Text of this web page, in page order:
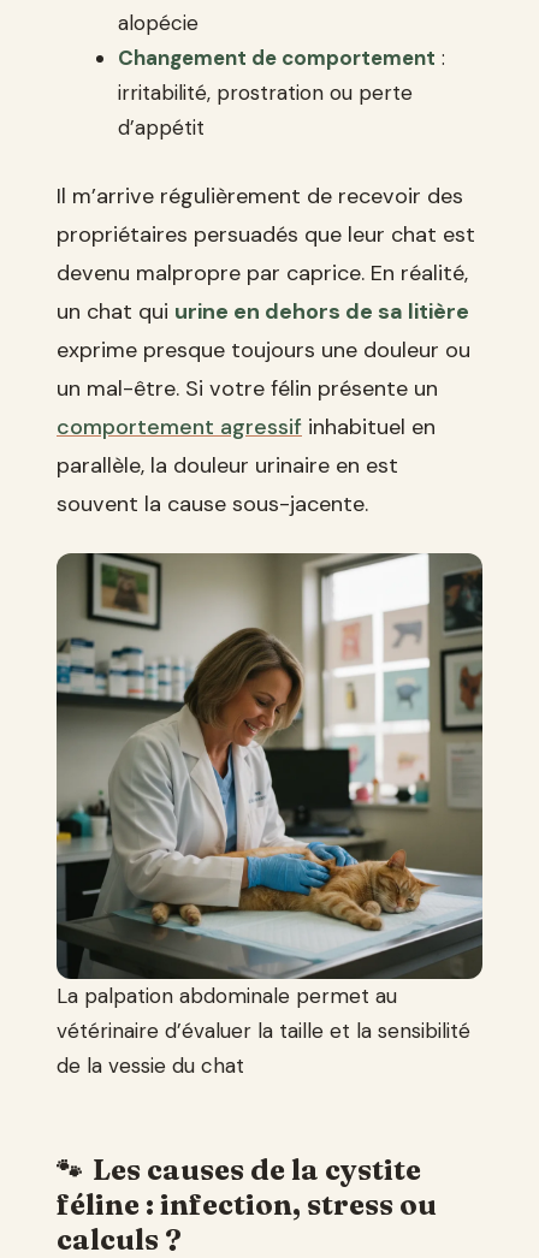
alopécie
Changement de comportement :
irritabilité, prostration ou perte
d’appétit
Il m’arrive régulièrement de recevoir des
propriétaires persuadés que leur chat est
devenu malpropre par caprice. En réalité,
un chat qui urine en dehors de sa litière
exprime presque toujours une douleur ou
un mal-être. Si votre félin présente un
comportement agressif inhabituel en
parallèle, la douleur urinaire en est
souvent la cause sous-jacente.
La palpation abdominale permet au
vétérinaire d’évaluer la taille et la sensibilité
de la vessie du chat
Les causes de la cystite
féline : infection, stress ou
calculs ?